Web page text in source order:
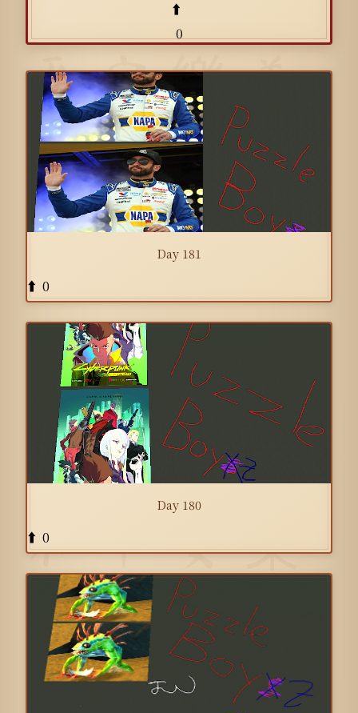
⬆️
0
Day 181
⬆️ 0
Day 180
⬆️ 0